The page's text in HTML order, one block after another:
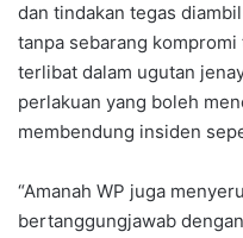
dan tindakan tegas
tanpa sebarang
terlibat dalam ugutan
perlakuan yang boleh
membendung insiden
“Amanah WP juga
bertanggungjawab